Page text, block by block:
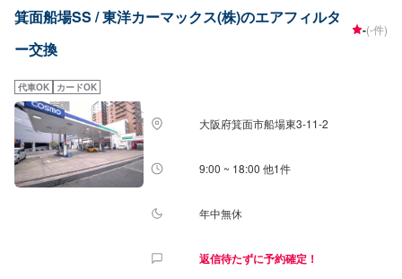
箕面船場SS / 東洋カーマックス(株)のエアフィルタ
ー交換
-(-件)
代車OK カードOK
大阪府箕面市船場東3-11-2
9:00 ~ 18:00 他1件
年中無休
返信待たずに予約確定！